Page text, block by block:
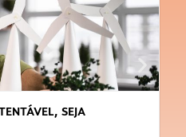
SEJA